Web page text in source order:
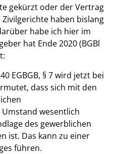
gekürzt oder der Vertrag
haben bislang
habe ich hier im
hat Ende 2020 (BGBl
EGBGB, § 7 wird jetzt bei
dass sich mit den
wesentlich
des gewerblichen
ist. Das kann zu einer
führen.